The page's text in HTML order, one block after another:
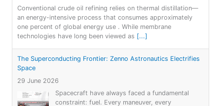
Conventional crude oil refining relies on thermal distillation—
an energy-intensive process that consumes approximately
one percent of global energy use . While membrane
technologies have long been viewed as [...]
The Superconducting Frontier: Zenno Astronautics Electrifies
Space
29 June 2026
Spacecraft have always faced a fundamental
constraint: fuel. Every maneuver, every